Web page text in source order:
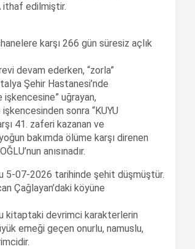
ithaf edilmiştir.
karşı 266 gün süresiz açlık
devam ederken, “zorla”
Şehir Hastanesi’nde
işkencesine” uğrayan,
sonra “KUYU
41. zaferi kazanan ve
bakımda ölüme karşı direnen
anısınadır.
5-07-2026 tarihinde şehit düşmüştür.
Çağlayan’daki köyüne
kitaptaki devrimci karakterlerin
emeği geçen onurlu, namuslu,